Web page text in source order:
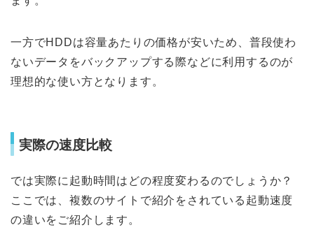
一方でHDDは容量あたりの価格が安いため、普段使わ
ないデータをバックアップする際などに利用するのが
理想的な使い方となります。
実際の速度比較
では実際に起動時間はどの程度変わるのでしょうか？
ここでは、複数のサイトで紹介をされている起動速度
の違いをご紹介します。